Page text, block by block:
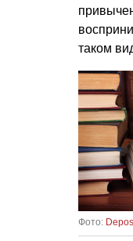
таком
Фото: